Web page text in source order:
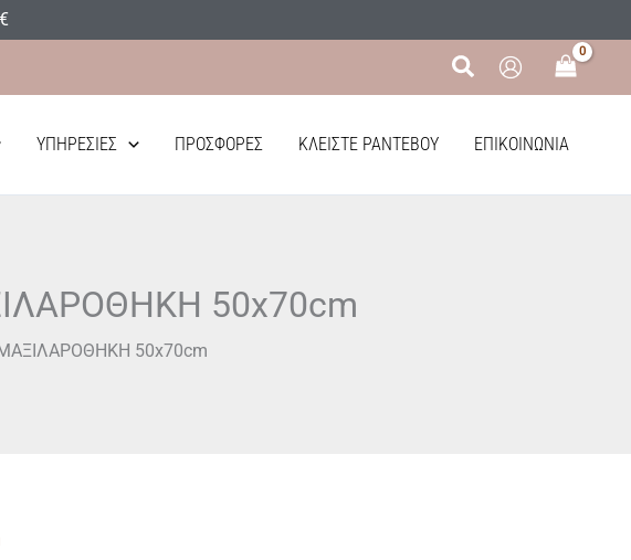
Αναζήτηση
ΥΠΗΡΕΣΊΕΣ ΠΡΟΣΦΟΡΈΣ ΚΛΕΊΣΤΕ ΡΑΝΤΕΒΟΎ ΕΠΙΚΟΙΝΩΝΊΑ
50x70cm
50x70cm